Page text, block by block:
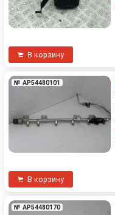
В корзину
№ AP54480101
В корзину
№ AP54480170